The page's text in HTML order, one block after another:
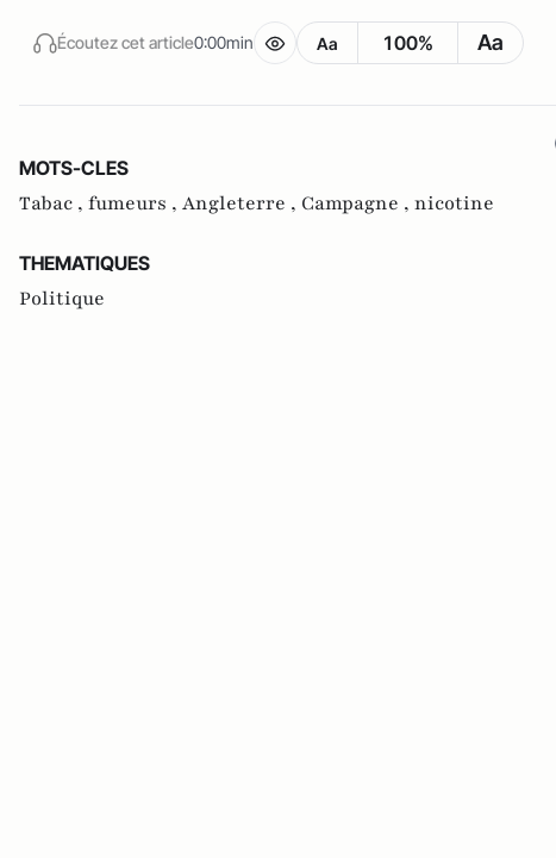
Écoutez cet article0:00min Aa 100% Aa
MOTS-CLES
Tabac , fumeurs , Angleterre , Campagne , nicotine
THEMATIQUES
Politique